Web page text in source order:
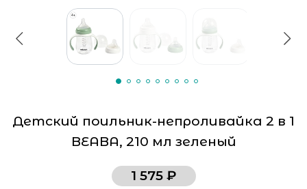
Детский поильник-непроливайка 2 в 1
BEABA, 210 мл зеленый
1 575 ₽